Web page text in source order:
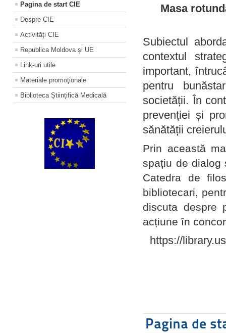
Pagina de start CIE
Despre CIE
Activități CIE
Republica Moldova și UE
Link-uri utile
Materiale promoţionale
Biblioteca Științifică Medicală
Masa
Subiectul
contextul
important,
pentru
societății. În
prevenției și
sănătății
Prin această
spațiu de dialog
Catedra de
bibliotecari,
discuta despre
acțiune în
https://
Pagina de